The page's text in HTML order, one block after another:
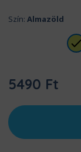
Szín: Almazöld
5490 Ft